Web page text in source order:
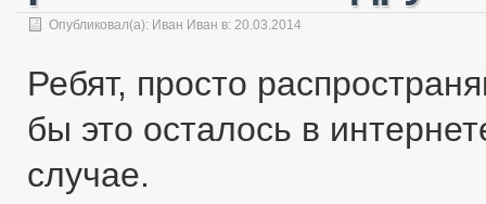
Опубликовал(а): Иван Иван в: 20.03.2014
Ребят, просто
бы это осталось в
случае.